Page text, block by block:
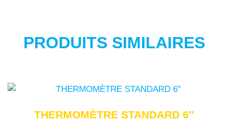
PRODUITS SIMILAIRES
THERMOMÈTRE STANDARD 6″